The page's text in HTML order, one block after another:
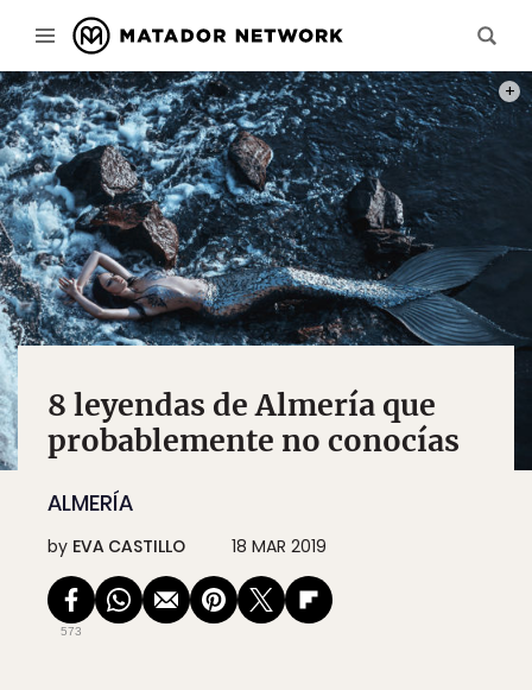
8 leyendas de Almería que
probablemente no conocías
ALMERÍA
by EVA CASTILLO 18 MAR 2019
573